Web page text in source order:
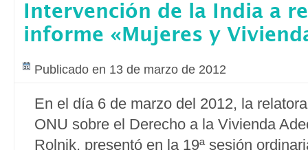
Intervención de la India a
informe «Mujeres y
Publicado en 13 de marzo de 2012
En el día 6 de marzo del 2012, la
ONU sobre el Derecho a la Vivienda
Rolnik, presentó en la 19ª sesión